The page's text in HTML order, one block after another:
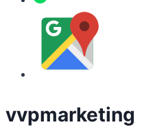
vvpmarketing